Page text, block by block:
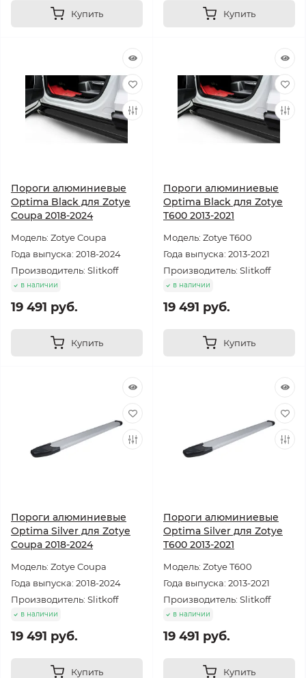
Купить Купить
Пороги алюминиевые
Optima Black для Zotye
Coupa 2018-2024
Модель: Zotye Coupa
Года выпуска: 2018-2024
Производитель: Slitkoff
в наличии
19 491 руб.
Купить
Пороги алюминиевые
Optima Black для Zotye
T600 2013-2021
Модель: Zotye T600
Года выпуска: 2013-2021
Производитель: Slitkoff
в наличии
19 491 руб.
Купить
Пороги алюминиевые
Optima Silver для Zotye
Coupa 2018-2024
Модель: Zotye Coupa
Года выпуска: 2018-2024
Производитель: Slitkoff
в наличии
19 491 руб.
Купить
Пороги алюминиевые
Optima Silver для Zotye
T600 2013-2021
Модель: Zotye T600
Года выпуска: 2013-2021
Производитель: Slitkoff
в наличии
19 491 руб.
Купить